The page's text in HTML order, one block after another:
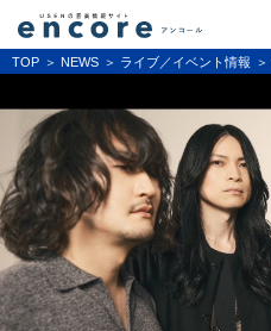
TOP NEWS ライブ／イベント情報